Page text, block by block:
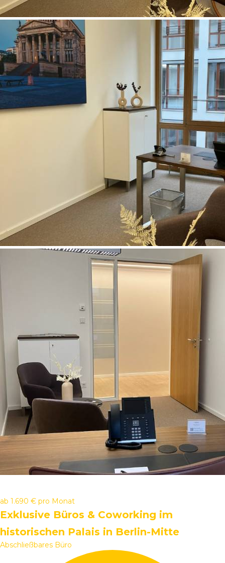
ab 1.690 € pro Monat
Exklusive Büros & Coworking im
historischen Palais in Berlin-Mitte
Abschließbares Büro